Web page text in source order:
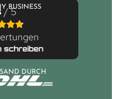
BUSINESS
/ 5
schreiben
DURCH